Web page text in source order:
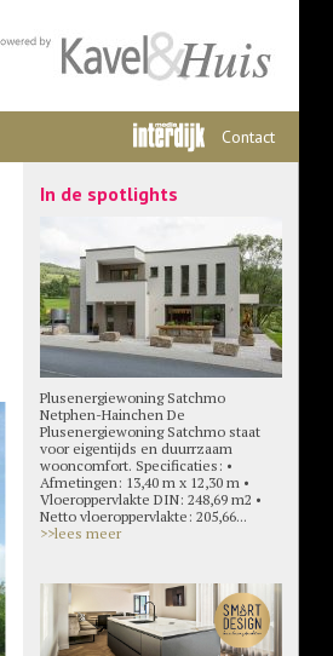
Contact
In de spotlights
Plusenergiewoning Satchmo
Netphen-Hainchen De
Plusenergiewoning Satchmo staat
voor eigentijds en duurrzaam
wooncomfort. Specificaties: •
Afmetingen: 13,40 m x 12,30 m •
Vloeroppervlakte DIN: 248,69 m2 •
Netto vloeroppervlakte: 205,66...
>>lees meer